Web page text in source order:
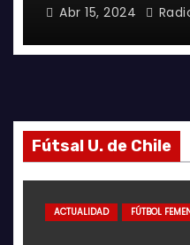
Abr 15, 2024
Fútsal U. de Chile
ACTUALIDAD FÚTBOL